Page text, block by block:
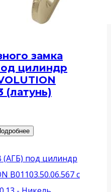
замка
цилиндр
(латунь)